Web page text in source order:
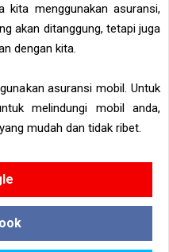
kita menggunakan asuransi,
akan ditanggung, tetapi juga
dengan kita.
asuransi mobil. Untuk
melindungi mobil anda,
mudah dan tidak ribet.